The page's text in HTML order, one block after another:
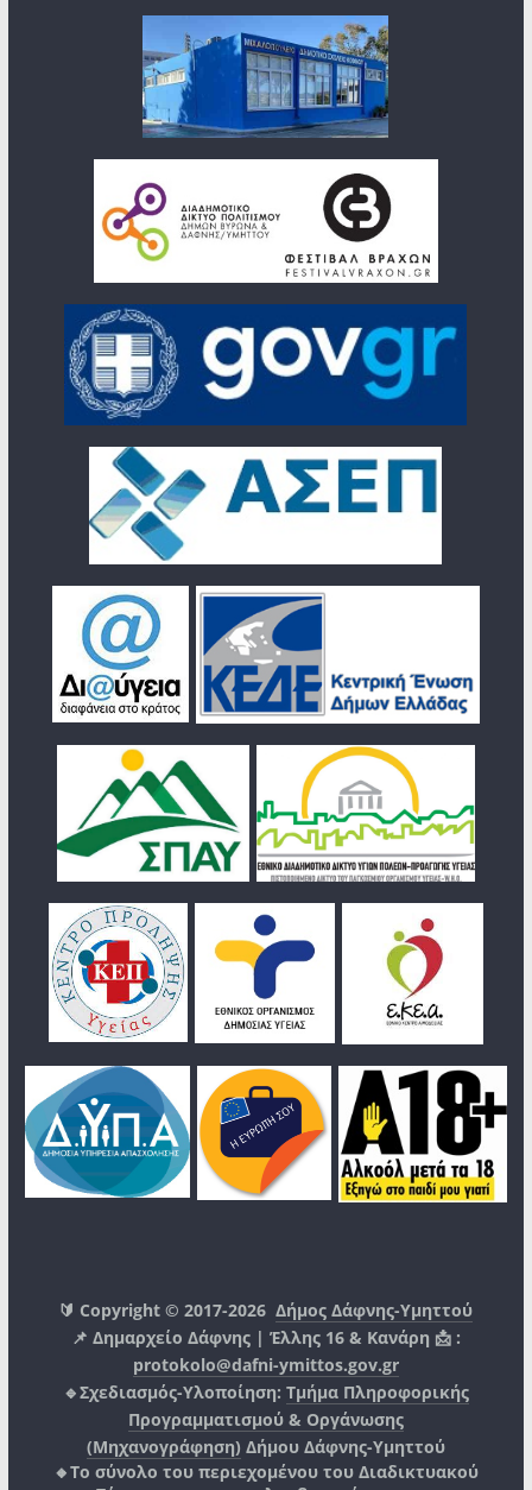
🔰 Copyright © 2017-2026Δήμος Δάφνης-Υμηττού
📌 Δημαρχείο Δάφνης | Έλλης 16 & Κανάρη 📩 :
protokolo@dafni-ymittos.gov.gr
🔹Σχεδιασμός-Υλοποίηση: Τμήμα Πληροφορικής
Προγραμματισμού & Οργάνωσης
(Μηχανογράφηση) Δήμου Δάφνης-Υμηττού
🔸Το σύνολο του περιεχομένου του Διαδικτυακού